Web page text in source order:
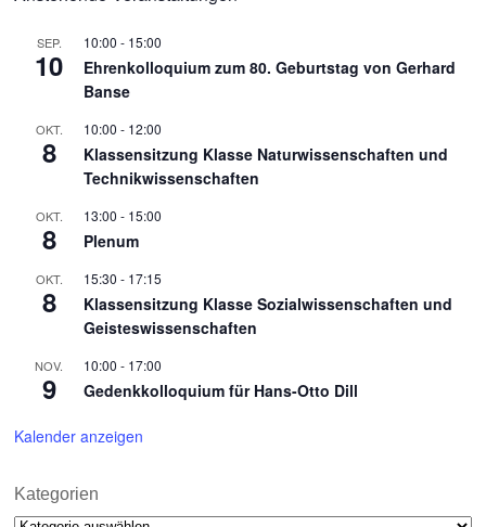
SEP.
10
10:00 - 15:00
Ehrenkolloquium zum 80. Geburtstag von Gerhard
Banse
OKT.
8
10:00 - 12:00
Klassensitzung Klasse Naturwissenschaften und
Technikwissenschaften
OKT.
8
13:00 - 15:00
Plenum
OKT.
8
15:30 - 17:15
Klassensitzung Klasse Sozialwissenschaften und
Geisteswissenschaften
NOV.
9
10:00 - 17:00
Gedenkkolloquium für Hans-Otto Dill
Kalender anzeigen
Kategorien